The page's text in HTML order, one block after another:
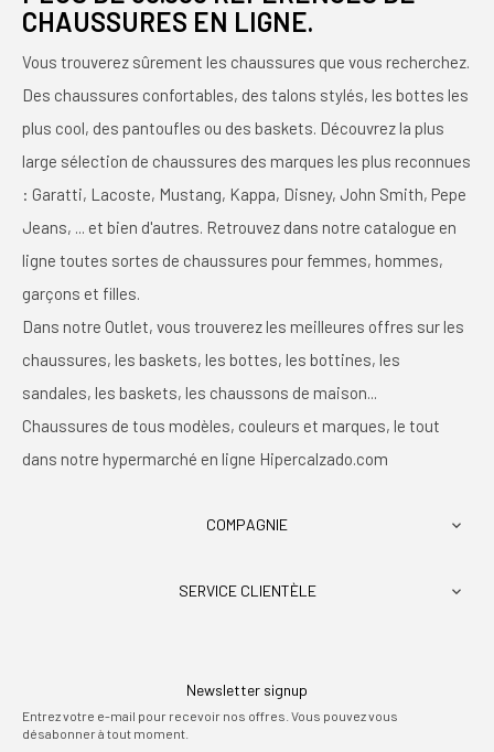
CHAUSSURES EN LIGNE.
Vous trouverez sûrement les chaussures que vous recherchez.
Des chaussures confortables, des talons stylés, les bottes les
plus cool, des pantoufles ou des baskets. Découvrez la plus
large sélection de chaussures des marques les plus reconnues
: Garatti, Lacoste, Mustang, Kappa, Disney, John Smith, Pepe
Jeans, ... et bien d'autres. Retrouvez dans notre catalogue en
ligne toutes sortes de chaussures pour femmes, hommes,
garçons et filles.
Dans notre Outlet, vous trouverez les meilleures offres sur les
chaussures, les baskets, les bottes, les bottines, les
sandales, les baskets, les chaussons de maison...
Chaussures de tous modèles, couleurs et marques, le tout
dans notre hypermarché en ligne Hipercalzado.com
COMPAGNIE 
SERVICE CLIENTÈLE 
Newsletter signup
Entrez votre e-mail pour recevoir nos offres. Vous pouvez vous
désabonner à tout moment.